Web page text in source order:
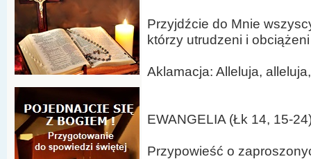
Przyjdźcie do Mnie
którzy utrudzeni i
Aklamacja: Alleluja,
EWANGELIA (Łk 14, 15-
Przypowieść o